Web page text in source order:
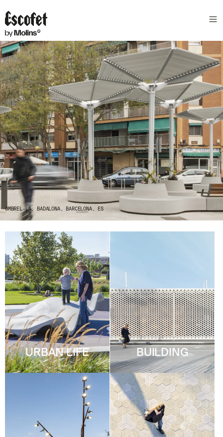
OMBREL·LA, BADALONA, BARCELONA, ES
URBAN LIFE BUILDING
N
E
W
S
L
E
T
T
E
R
R
E
V
E
Z
O
S
E
R
N
I
È
R
E
S
A
C
T
U
A
L
I
T
É